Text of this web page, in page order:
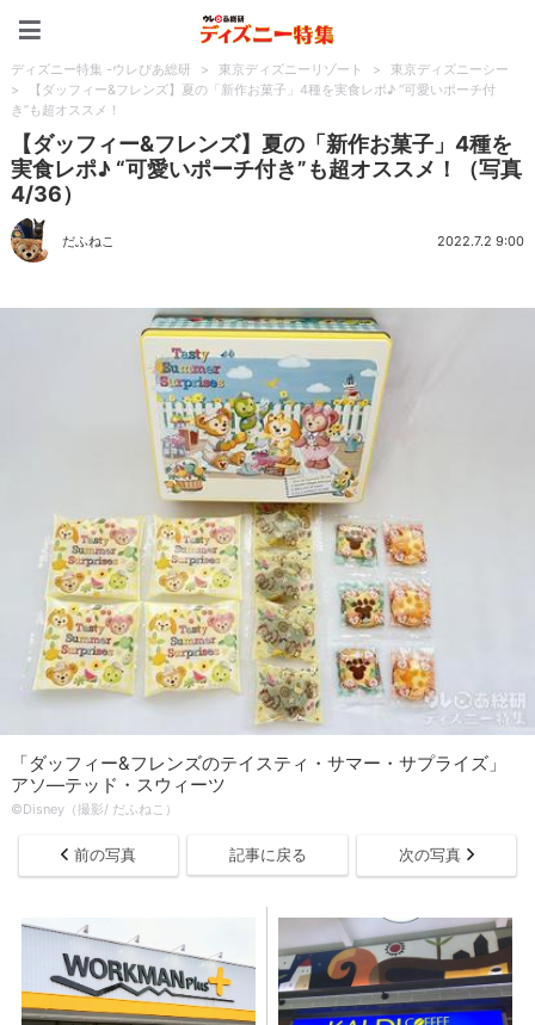
ディズニー特集 -ウレぴあ総研 > 東京ディズニーリゾート >
東京ディズニーシー
>
【ダッフィー&フレンズ】夏の「新作お菓子」4種を実食レポ♪ “可愛いポーチ付
き”も超オススメ！
【ダッフィー&フレンズ】夏の「新作お菓子」4種を
実食レポ♪ “可愛いポーチ付き”も超オススメ！（写真
4/36）
だふねこ 2022.7.2 9:00
「ダッフィー&フレンズのテイスティ・サマー・サプライズ」
アソ―テッド・スウィーツ
©Disney（撮影/ だふねこ）
前の写真 記事に戻る 次の写真